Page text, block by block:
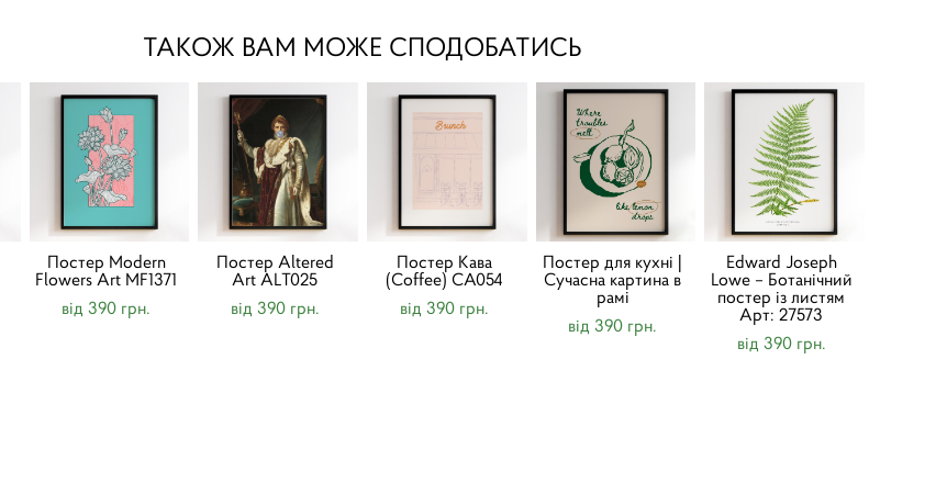
ТАКОЖ ВАМ МОЖЕ СПОДОБАТИСЬ
Постер Modern
Flowers Art MF1371
від 390 грн.
Постер Altered
Art ALT025
від 390 грн.
Постер Кава
(Coffee) CA054
від 390 грн.
Постер для кухні |
Cучасна картина в
рамі
від 390 грн.
Edward Joseph
Lowe – Ботанічний
постер із листям
Арт: 27573
від 390 грн.